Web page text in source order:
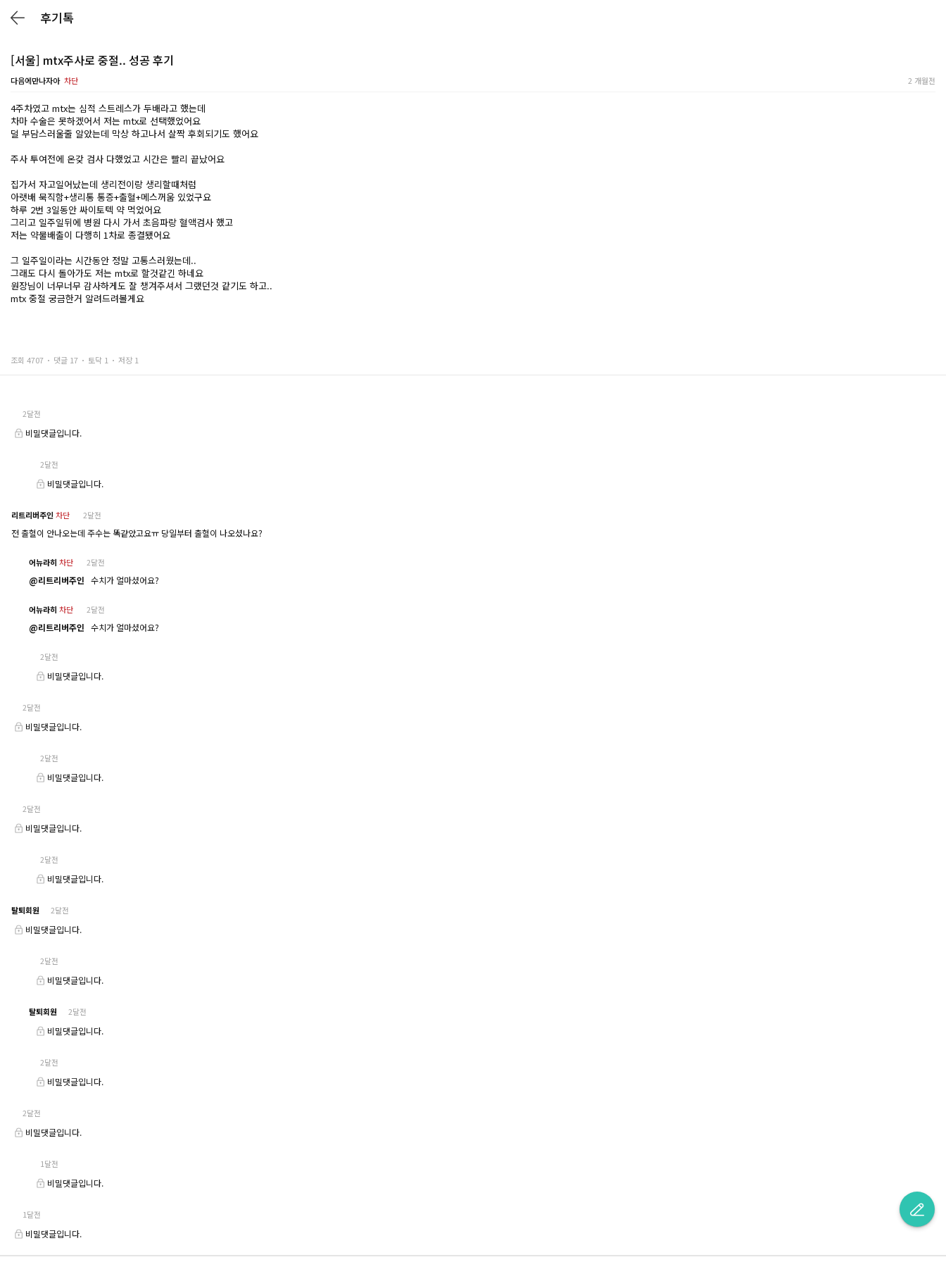
후기톡
[서울] mtx주사로 중절.. 성공 후기
다음에만나자아 차단 2 개월전
4주차였고 mtx는 심적 스트레스가 두배라고 했는데
차마 수술은 못하겠어서 저는 mtx로 선택했었어요
덜 부담스러울줄 알았는데 막상 하고나서 살짝 후회되기도 했어요
주사 투여전에 온갖 검사 다했었고 시간은 빨리 끝났어요
집가서 자고일어났는데 생리전이랑 생리할때처럼
아랫배 묵직함+생리통 통증+출혈+메스꺼움 있었구요
하루 2번 3일동안 싸이토텍 약 먹었어요
그리고 일주일뒤에 병원 다시 가서 초음파랑 혈액검사 했고
저는 약물배출이 다행히 1차로 종결됐어요
그 일주일이라는 시간동안 정말 고통스러웠는데..
그래도 다시 돌아가도 저는 mtx로 할것같긴 하네요
원장님이 너무너무 감사하게도 잘 챙겨주셔서 그랬던것 같기도 하고..
mtx 중절 궁금한거 알려드려볼게요
조회 4707 댓글 17 토닥 1 저장 1
2달전
비밀댓글입니다.
2달전
비밀댓글입니다.
리트리버주인 차단 2달전
전 출혈이 안나오는데 주수는 똑같았고요ㅠ 당일부터 출혈이 나오셨나요?
어뉴라히 차단 2달전
@리트리버주인 수치가 얼마셨어요?
어뉴라히 차단 2달전
@리트리버주인 수치가 얼마셨어요?
2달전
비밀댓글입니다.
2달전
비밀댓글입니다.
2달전
비밀댓글입니다.
2달전
비밀댓글입니다.
2달전
비밀댓글입니다.
탈퇴회원 2달전
비밀댓글입니다.
2달전
비밀댓글입니다.
탈퇴회원 2달전
비밀댓글입니다.
2달전
비밀댓글입니다.
2달전
비밀댓글입니다.
1달전
비밀댓글입니다.
1달전
비밀댓글입니다.